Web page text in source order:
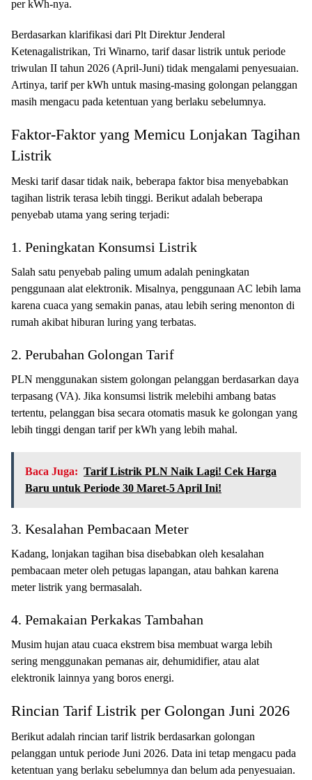
per kWh-nya.
Berdasarkan klarifikasi dari Plt Direktur Jenderal
Ketenagalistrikan, Tri Winarno, tarif dasar listrik untuk periode
triwulan II tahun 2026 (April-Juni) tidak mengalami penyesuaian.
Artinya, tarif per kWh untuk masing-masing golongan pelanggan
masih mengacu pada ketentuan yang berlaku sebelumnya.
Faktor-Faktor yang Memicu Lonjakan Tagihan
Listrik
Meski tarif dasar tidak naik, beberapa faktor bisa menyebabkan
tagihan listrik terasa lebih tinggi. Berikut adalah beberapa
penyebab utama yang sering terjadi:
1. Peningkatan Konsumsi Listrik
Salah satu penyebab paling umum adalah peningkatan
penggunaan alat elektronik. Misalnya, penggunaan AC lebih lama
karena cuaca yang semakin panas, atau lebih sering menonton di
rumah akibat hiburan luring yang terbatas.
2. Perubahan Golongan Tarif
PLN menggunakan sistem golongan pelanggan berdasarkan daya
terpasang (VA). Jika konsumsi listrik melebihi ambang batas
tertentu, pelanggan bisa secara otomatis masuk ke golongan yang
lebih tinggi dengan tarif per kWh yang lebih mahal.
Baca Juga: Tarif Listrik PLN Naik Lagi! Cek Harga
Baru untuk Periode 30 Maret-5 April Ini!
3. Kesalahan Pembacaan Meter
Kadang, lonjakan tagihan bisa disebabkan oleh kesalahan
pembacaan meter oleh petugas lapangan, atau bahkan karena
meter listrik yang bermasalah.
4. Pemakaian Perkakas Tambahan
Musim hujan atau cuaca ekstrem bisa membuat warga lebih
sering menggunakan pemanas air, dehumidifier, atau alat
elektronik lainnya yang boros energi.
Rincian Tarif Listrik per Golongan Juni 2026
Berikut adalah rincian tarif listrik berdasarkan golongan
pelanggan untuk periode Juni 2026. Data ini tetap mengacu pada
ketentuan yang berlaku sebelumnya dan belum ada penyesuaian.